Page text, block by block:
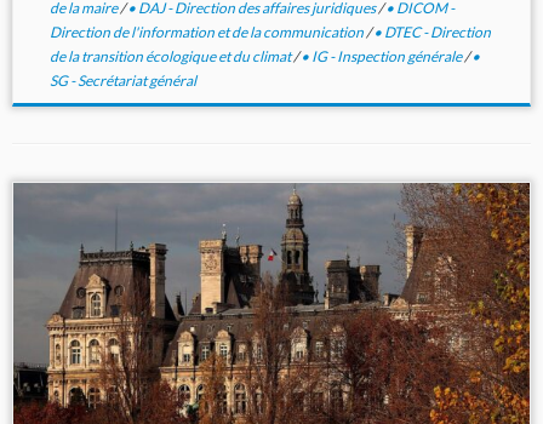
de la maire/• DAJ - Direction des affaires juridiques/• DICOM -
Direction de l'information et de la communication/• DTEC - Direction
de la transition écologique et du climat/• IG - Inspection générale/•
SG - Secrétariat général